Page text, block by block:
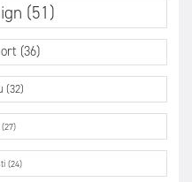
(51)
(36)
(32)
(24)